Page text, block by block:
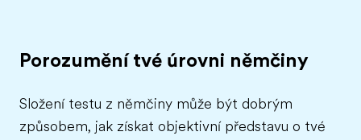
Porozumění tvé úrovni němčiny
Složení testu z němčiny může být dobrým
způsobem, jak získat objektivní představu o tvé